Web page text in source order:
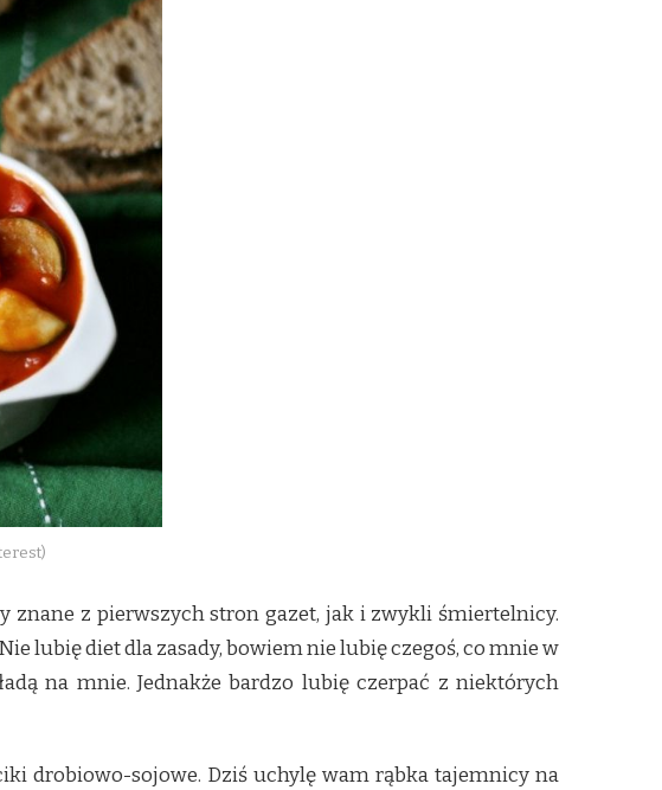
znane z pierwszych stron gazet, jak i zwykli śmiertelnicy.
lubię diet dla zasady, bowiem nie lubię czegoś, co mnie w
na mnie. Jednakże bardzo lubię czerpać z niektórych
drobiowo-sojowe. Dziś uchylę wam rąbka tajemnicy na